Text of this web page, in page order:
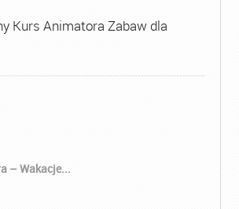
Kurs Animatora Zabaw dla
– Wakacje...